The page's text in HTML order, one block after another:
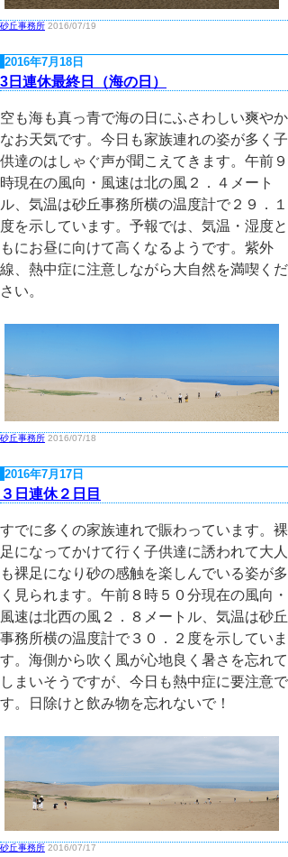
砂丘事務所 2016/07/19
2016年7月18日
3日連休最終日（海の日）
空も海も真っ青で海の日にふさわしい爽やか
なお天気です。今日も家族連れの姿が多く子
供達のはしゃぐ声が聞こえてきます。午前９
時現在の風向・風速は北の風２．４メート
ル、気温は砂丘事務所横の温度計で２９．１
度を示しています。予報では、気温・湿度と
もにお昼に向けて高くなるようです。紫外
線、熱中症に注意しながら大自然を満喫くだ
さい。
砂丘事務所 2016/07/18
2016年7月17日
３日連休２日目
すでに多くの家族連れで賑わっています。裸
足になってかけて行く子供達に誘われて大人
も裸足になり砂の感触を楽しんでいる姿が多
く見られます。午前８時５０分現在の風向・
風速は北西の風２．８メートル、気温は砂丘
事務所横の温度計で３０．２度を示していま
す。海側から吹く風が心地良く暑さを忘れて
しまいそうですが、今日も熱中症に要注意で
す。日除けと飲み物を忘れないで！
砂丘事務所 2016/07/17